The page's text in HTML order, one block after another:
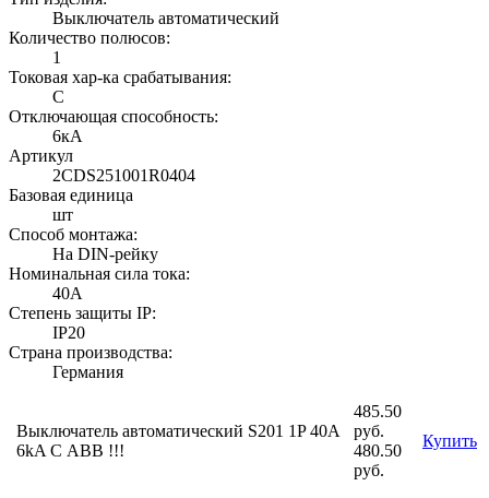
Выключатель автоматический
Количество полюсов:
1
Токовая хар-ка срабатывания:
C
Отключающая способность:
6кА
Артикул
2CDS251001R0404
Базовая единица
шт
Способ монтажа:
На DIN-рейку
Номинальная сила тока:
40А
Степень защиты IP:
IP20
Страна производства:
Германия
Выключатель автоматический S201 1P 40A
6kA С ABB !!!
485.50
руб.
480.50
руб.
Купить